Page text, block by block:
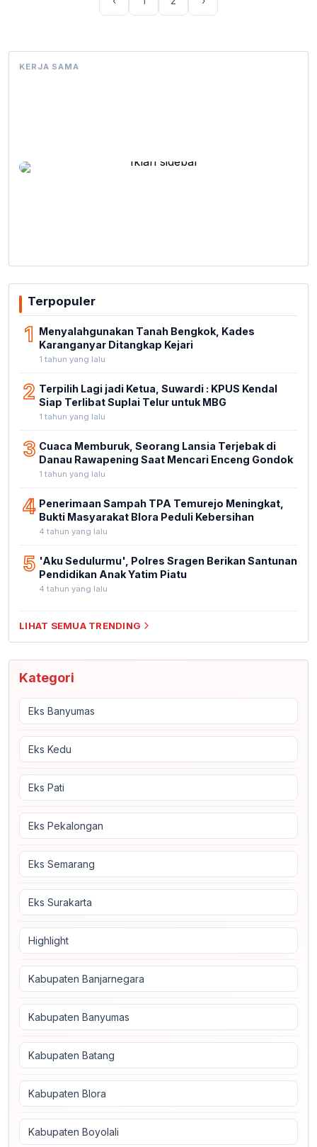
KERJA SAMA
Terpopuler
1 Menyalahgunakan Tanah Bengkok, Kades
Karanganyar Ditangkap Kejari
1 tahun yang lalu
2 Terpilih Lagi jadi Ketua, Suwardi : KPUS Kendal
Siap Terlibat Suplai Telur untuk MBG
1 tahun yang lalu
3 Cuaca Memburuk, Seorang Lansia Terjebak di
Danau Rawapening Saat Mencari Enceng Gondok
1 tahun yang lalu
4 Penerimaan Sampah TPA Temurejo Meningkat,
Bukti Masyarakat Blora Peduli Kebersihan
4 tahun yang lalu
5 'Aku Sedulurmu', Polres Sragen Berikan Santunan
Pendidikan Anak Yatim Piatu
4 tahun yang lalu
LIHAT SEMUA TRENDING
Kategori
Eks Banyumas
Eks Kedu
Eks Pati
Eks Pekalongan
Eks Semarang
Eks Surakarta
Highlight
Kabupaten Banjarnegara
Kabupaten Banyumas
Kabupaten Batang
Kabupaten Blora
Kabupaten Boyolali